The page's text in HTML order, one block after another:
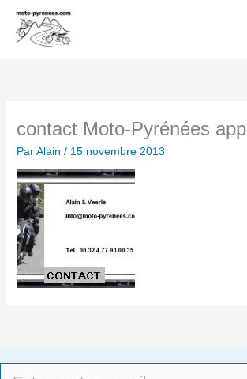
contenu
contact Moto-Pyrénées app
ParAlain/ 15 novembre 2013